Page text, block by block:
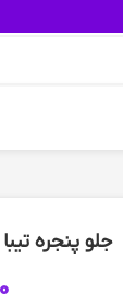
جلو پنجره تیبا مدل 3 خط